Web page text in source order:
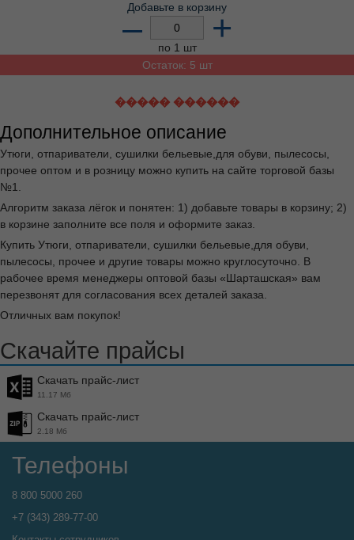
Добавьте в корзину
– +
по 1 шт
Остаток: 5 шт
����� ������
Дополнительное описание
Утюги, отпариватели, сушилки бельевые,для обуви, пылесосы,
прочее оптом и в розницу можно купить на сайте торговой базы
№1.
Алгоритм заказа лёгок и понятен: 1) добавьте товары в корзину; 2)
в корзине заполните все поля и оформите заказ.
Купить Утюги, отпариватели, сушилки бельевые,для обуви,
пылесосы, прочее и другие товары можно круглосуточно. В
рабочее время менеджеры оптовой базы «Шарташская» вам
перезвонят для согласования всех деталей заказа.
Отличных вам покупок!
Скачайте прайсы
Скачать прайс-лист
11.17 Мб
Скачать прайс-лист
2.18 Мб
Телефоны
8 800 5000 260
+7 (343) 289-77-00